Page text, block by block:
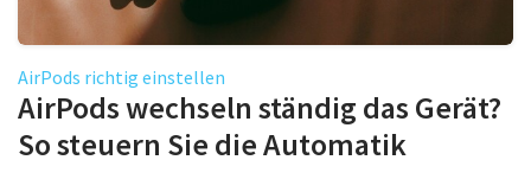
AirPods richtig einstellen
AirPods wechseln ständig das Gerät?
So steuern Sie die Automatik